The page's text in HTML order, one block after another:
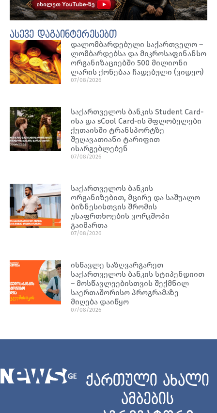
ასევე დაგაინტერესებთ
დალომბარდებული საქართველო –
ლომბარდებსა და მიკროსაფინანსო
ორგანიზაციებში 500 მილიონი
ლარის ქონებაა ჩადებული (ვიდეო)
07/08/2026
საქართველოს ბანკის Student Card-
ისა და sCool Card-ის მფლობელები
ქუთაისში ტრანსპორტზე
შეღავათიანი ტარიფით
ისარგებლებენ
07/08/2026
საქართველოს ბანკის
ორგანიზებით, მცირე და საშუალო
ბიზნესისთვის შრომის
უსაფრთხოების ვორკშოპი
გაიმართა
07/08/2026
ისწავლე საზღვარგარეთ
საქართველოს ბანკის სტიპენდიით
– მოსწავლეებისთვის შექმნილ
საერთაშორისო პროგრამაზე
მიღება დაიწყო
07/08/2026
ქართული ახალი
ამბების